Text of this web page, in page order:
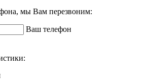
мы Вам перезвоним:
Ваш телефон